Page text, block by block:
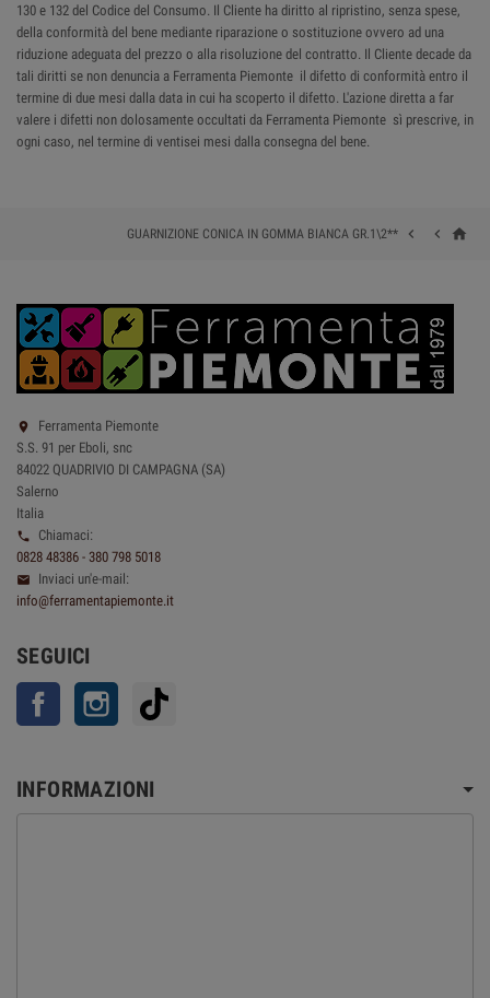
130 e 132 del Codice del Consumo. Il Cliente ha diritto al ripristino, senza spese,
della conformità del bene mediante riparazione o sostituzione ovvero ad una
riduzione adeguata del prezzo o alla risoluzione del contratto. Il Cliente decade da
tali diritti se non denuncia a Ferramenta Piemonte il difetto di conformità entro il
termine di due mesi dalla data in cui ha scoperto il difetto. L'azione diretta a far
valere i difetti non dolosamente occultati da Ferramenta Piemonte sì prescrive, in
ogni caso, nel termine di ventisei mesi dalla consegna del bene.
home


GUARNIZIONE CONICA IN GOMMA BIANCA GR.1\2**

Ferramenta Piemonte
S.S. 91 per Eboli, snc
84022 QUADRIVIO DI CAMPAGNA (SA)
Salerno
Italia

Chiamaci:
0828 48386 - 380 798 5018

Inviaci un'e-mail:
info@ferramentapiemonte.it
SEGUICI
Facebook Instagram
INFORMAZIONI